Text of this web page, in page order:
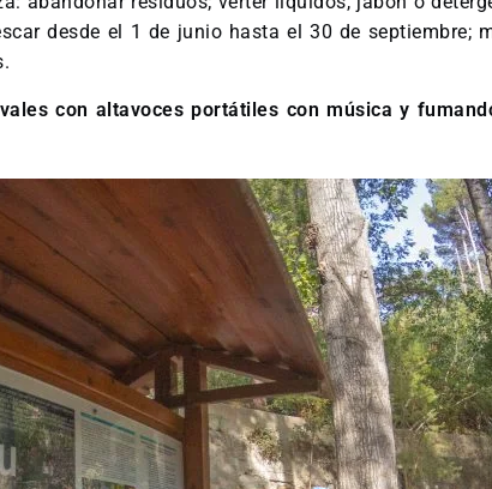
desde el 1 de junio hasta el 30 de septiembre;
con altavoces portátiles con música y